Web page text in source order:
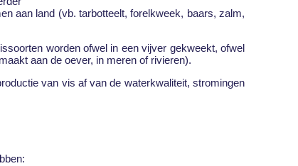
aan land (vb. tarbotteelt, forelkweek, baars, zalm,
worden ofwel in een vijver gekweekt, ofwel
aan de oever, in meren of rivieren).
van vis af van de waterkwaliteit, stromingen